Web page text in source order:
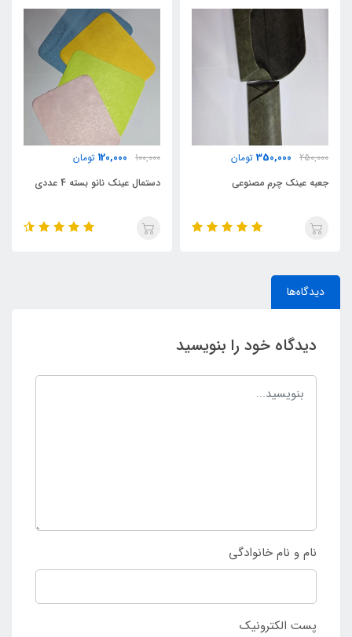
250,000
350,000 تومان
جعبه عینک چرم مصنوعی
100,000
120,000 تومان
دستمال عینک نانو بسته 4 عددی
دیدگاه‌ها
دیدگاه خود را بنویسید
نام و نام خانوادگی
پست الکترونیک